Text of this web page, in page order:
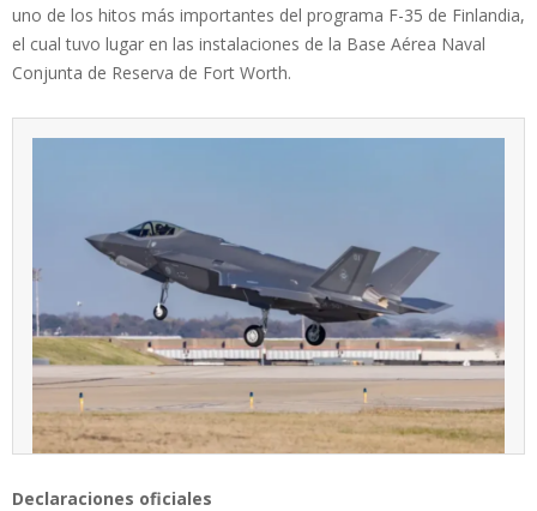
uno de los hitos más importantes del programa F-35 de Finlandia,
el cual tuvo lugar en las instalaciones de la Base Aérea Naval
Conjunta de Reserva de Fort Worth.
Declaraciones oficiales